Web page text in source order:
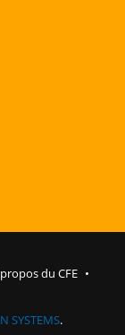
du CFE
SYSTEMS.